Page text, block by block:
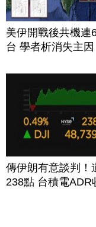
美伊開戰後共機連
台 學者析消失主因
傳伊朗有意談判！
238點 台積電ADR